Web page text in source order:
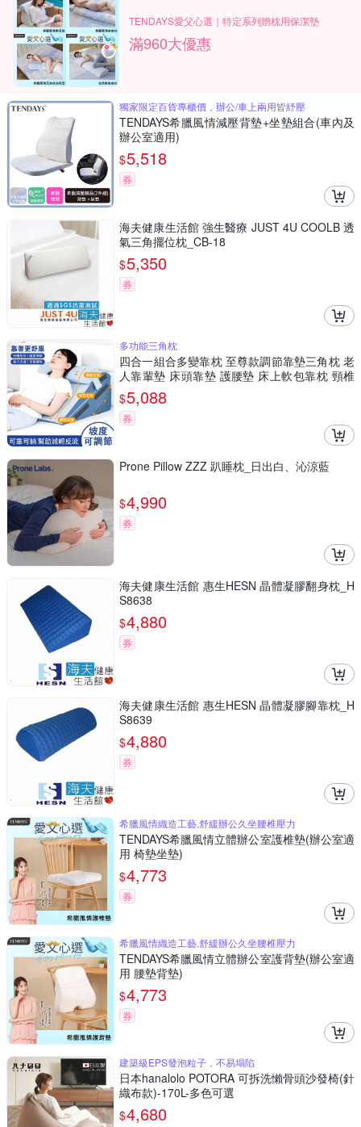
TENDAYS愛父心選｜特定系列贈枕用保潔墊
滿960大優惠
獨家限定百貨專櫃價，辦公/車上兩用皆紓壓
TENDAYS希臘風情減壓背墊+坐墊組合(車內及
辦公室適用)
$5,518
券
海夫健康生活館 強生醫療 JUST 4U COOLB 透
氣三角擺位枕_CB-18
$5,350
券
多功能三角枕
四合一組合多變靠枕 至尊款調節靠墊三角枕 老
人靠輩墊 床頭靠墊 護腰墊 床上軟包靠枕 頸椎
枕 腰枕
$5,088
券
Prone Pillow ZZZ 趴睡枕_日出白、沁涼藍
$4,990
券
海夫健康生活館 惠生HESN 晶體凝膠翻身枕_H
S8638
$4,880
券
海夫健康生活館 惠生HESN 晶體凝膠腳靠枕_H
S8639
$4,880
券
希臘風情織造工藝,舒緩辦公久坐腰椎壓力
TENDAYS希臘風情立體辦公室護椎墊(辦公室適
用 椅墊坐墊)
$4,773
券
希臘風情織造工藝,舒緩辦公久坐腰椎壓力
TENDAYS希臘風情立體辦公室護背墊(辦公室適
用 腰墊背墊)
$4,773
券
建築級EPS發泡粒子，不易塌陷
日本hanalolo POTORA 可拆洗懶骨頭沙發椅(針
織布款)-170L-多色可選
$4,680